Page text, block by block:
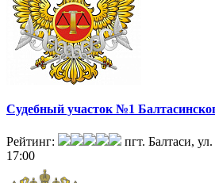
Судебный участок №1
Рейтинг: пгт. Балтаси,
17:00